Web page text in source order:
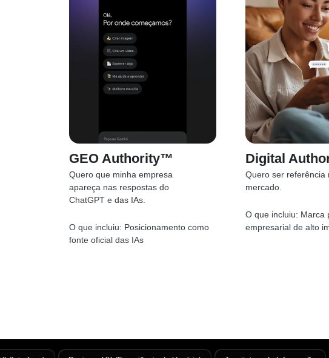
GEO Authority™
Quero que minha empresa
apareça nas respostas do
ChatGPT e das IAs.
O que incluiu: Posicionamento como
fonte oficial das IAs
Digital
Quero ser referência
mercado.
O que incluiu: Marca
empresarial de alto